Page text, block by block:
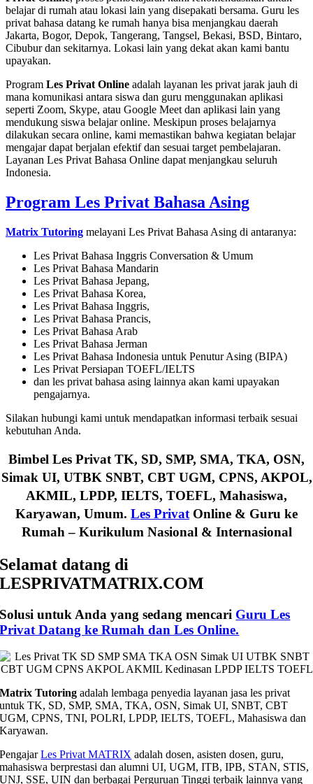
belajar di rumah atau lokasi lain yang disepakati bersama. Guru les
privat bahasa datang ke rumah hanya bisa menjangkau daerah
Jakarta, Bogor, Depok, Tangerang, Tangsel, Bekasi, BSD, Bintaro,
Cibubur dan sekitarnya. Lokasi lain yang dekat akan kami bantu
upayakan.
Program Les Privat Online adalah layanan les privat jarak jauh di
mana komunikasi antara siswa dan guru menggunakan aplikasi
seperti Zoom, Skype, atau Google Meet dan aplikasi lain yang
mendukung siswa belajar online. Meskipun proses belajarnya
dilakukan secara online, kami memastikan bahwa kegiatan belajar
mengajar dapat berjalan efektif dan sesuai target pembelajaran.
Layanan Les Privat Bahasa Online dapat menjangkau seluruh
Indonesia.
Program Les Privat Bahasa Asing
Matrix Tutoring melayani Les Privat Bahasa Asing di antaranya:
Les Privat Bahasa Inggris Conversation & Umum
Les Privat Bahasa Mandarin
Les Privat Bahasa Jepang,
Les Privat Bahasa Korea,
Les Privat Bahasa Inggris,
Les Privat Bahasa Prancis,
Les Privat Bahasa Arab
Les Privat Bahasa Jerman
Les Privat Bahasa Indonesia untuk Penutur Asing (BIPA)
Les Privat Persiapan TOEFL/IELTS
dan les privat bahasa asing lainnya akan kami upayakan
pengajarnya.
Silakan hubungi kami untuk mendapatkan informasi terbaik sesuai
kebutuhan Anda.
Bimbel Les Privat TK, SD, SMP, SMA, TKA, OSN,
Simak UI, UTBK SNBT, CBT UGM, CPNS, AKPOL,
AKMIL, LPDP, IELTS, TOEFL, Mahasiswa,
Karyawan, Umum. Les Privat Online & Guru ke
Rumah – Kurikulum Nasional & Internasional
Selamat datang di
LESPRIVATMATRIX.COM
Solusi untuk Anda yang sedang mencari Guru Les
Privat Datang ke Rumah dan Les Online.
Matrix Tutoringadalah lembaga penyedia layanan jasa les privat
untuk TK, SD, SMP, SMA, TKA, OSN, Simak UI, SNBT, CBT
UGM, CPNS, TNI, POLRI, LPDP, IELTS, TOEFL, Mahasiswa dan
Karyawan.
PengajarLes Privat MATRIX adalah dosen, asisten dosen, guru,
mahasiswa berprestasi dan alumni UI, UGM, ITB, IPB, STAN, STIS,
UNJ, SSE, UIN dan berbagai Perguruan Tinggi terbaik lainnya yang